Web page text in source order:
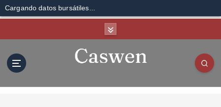
Cargando datos bursátiles...